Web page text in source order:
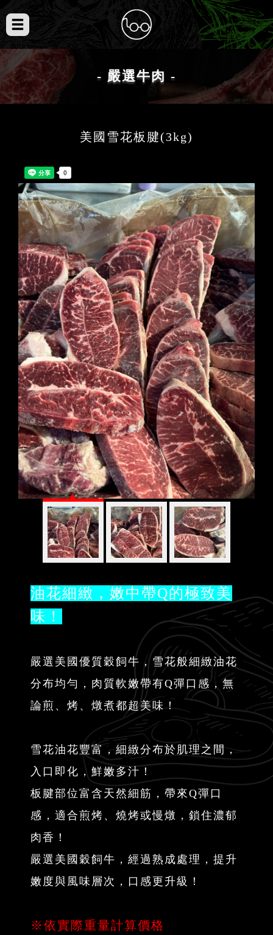
- 嚴選牛肉 -
美國雪花板腱(3kg)
油花細緻，嫩中帶Q的極致美
味！
嚴選美國優質穀飼牛，雪花般細緻油花
分布均勻，肉質軟嫩帶有Q彈口感，無
論煎、烤、燉煮都超美味！
雪花油花豐富，細緻分布於肌理之間，
入口即化，鮮嫩多汁！
板腱部位富含天然細筋，帶來Q彈口
感，適合煎烤、燒烤或慢燉，鎖住濃郁
肉香！
嚴選美國穀飼牛，經過熟成處理，提升
嫩度與風味層次，口感更升級！
※依實際重量計算價格